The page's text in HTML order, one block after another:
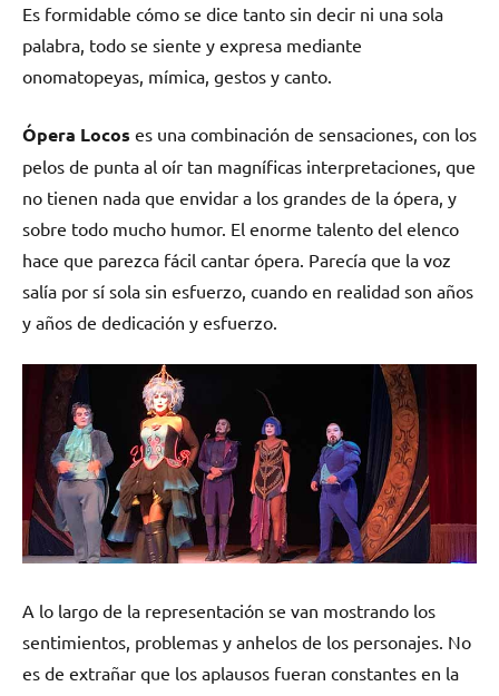
Es formidable cómo se dice tanto sin decir ni una sola
palabra, todo se siente y expresa mediante
onomatopeyas, mímica, gestos y canto.
Ópera Locos es una combinación de sensaciones, con los
pelos de punta al oír tan magníficas interpretaciones, que
no tienen nada que envidar a los grandes de la ópera, y
sobre todo mucho humor. El enorme talento del elenco
hace que parezca fácil cantar ópera. Parecía que la voz
salía por sí sola sin esfuerzo, cuando en realidad son años
y años de dedicación y esfuerzo.
A lo largo de la representación se van mostrando los
sentimientos, problemas y anhelos de los personajes. No
es de extrañar que los aplausos fueran constantes en la